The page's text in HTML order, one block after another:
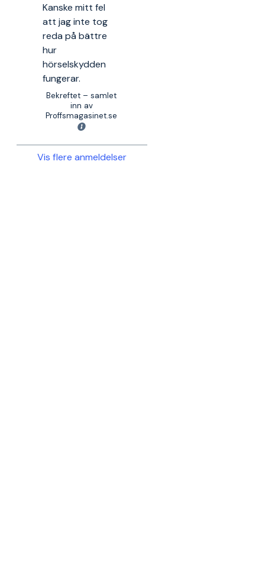
Kanske mitt fel
att jag inte tog
reda på bättre
hur
hörselskydden
fungerar.
Bekreftet – samlet
inn av
Proffsmagasinet.se
Vis flere anmeldelser